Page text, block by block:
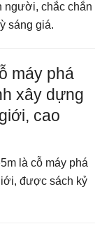
người, chắc chắn
sáng giá.
máy phá
xây dựng
cao
là cỗ máy phá
được sách kỷ